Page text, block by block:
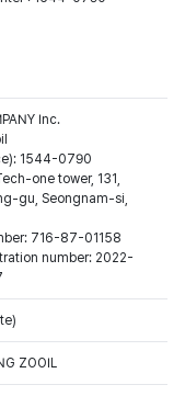
Inc.
1544-0790
one tower, 131,
gu, Seongnam-si,
716-87-01158
number: 2022-
ZOOIL